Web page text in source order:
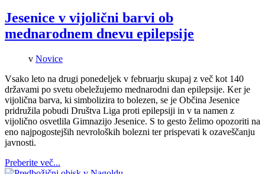
Jesenice v vijolični barvi ob
mednarodnem dnevu epilepsije
v Novice
Vsako leto na drugi ponedeljek v februarju skupaj z več kot 140
državami po svetu obeležujemo mednarodni dan epilepsije. Ker je
vijolična barva, ki simbolizira to bolezen, se je Občina Jesenice
pridružila pobudi Društva Liga proti epilepsiji in v ta namen z
vijolično osvetlila Gimnazijo Jesenice. S to gesto želimo opozoriti na
eno najpogostejših nevroloških bolezni ter prispevati k ozaveščanju
javnosti.
Preberite več...